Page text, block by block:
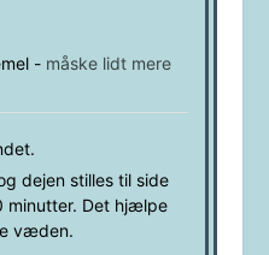
- måske lidt mere
dejen stilles til side
minutter. Det hjælpe
væden.